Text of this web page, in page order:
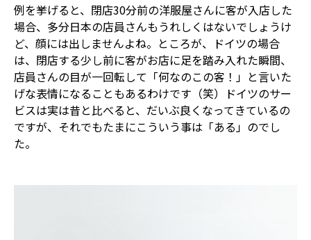
例を挙げると、閉店30分前の洋服屋さんに客が入店した
場合、多分日本の店員さんもうれしくはないでしょうけ
ど、顔には出しませんよね。ところが、ドイツの場合
は、閉店する少し前に客がお店に足を踏み入れた瞬間、
店員さんの目が一回転して「何なのこの客！」と言いた
げな表情になることもあるわけです（笑）ドイツのサー
ビスは実は昔と比べると、だいぶ良くなってきているの
ですが、それでもたまにこういう事は「ある」のでし
た。